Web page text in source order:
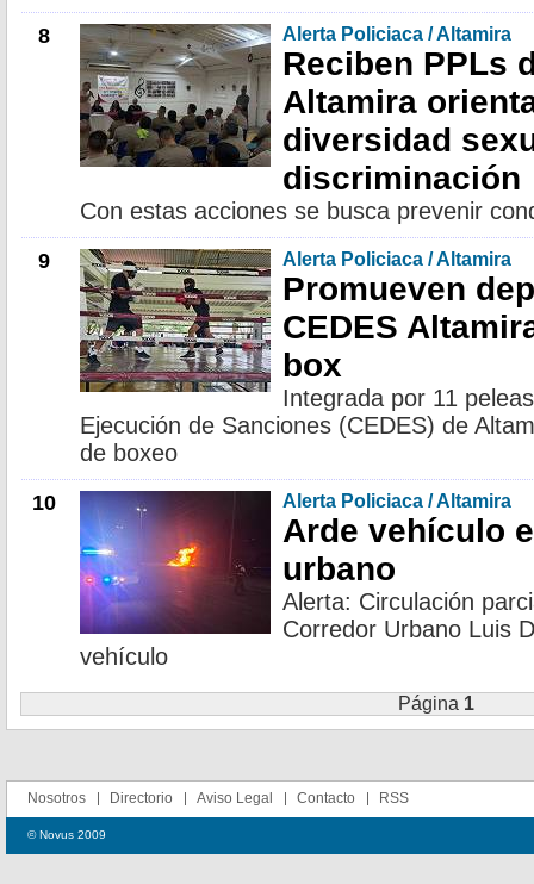
8 Alerta Policiaca / Altamira
Reciben PPLs
Altamira
diversidad
discriminación
Con estas acciones se busca prevenir
9 Alerta Policiaca / Altamira
Promueven
CEDES
box
Integrada por 11
Ejecución de Sanciones (CEDES) de
de boxeo
10 Alerta Policiaca / Altamira
Arde vehículo
urbano
Alerta: Circulación
Corredor Urbano Luis
vehículo
Página 1
Nosotros Directorio Aviso Legal Contacto RSS
© Novus 2009